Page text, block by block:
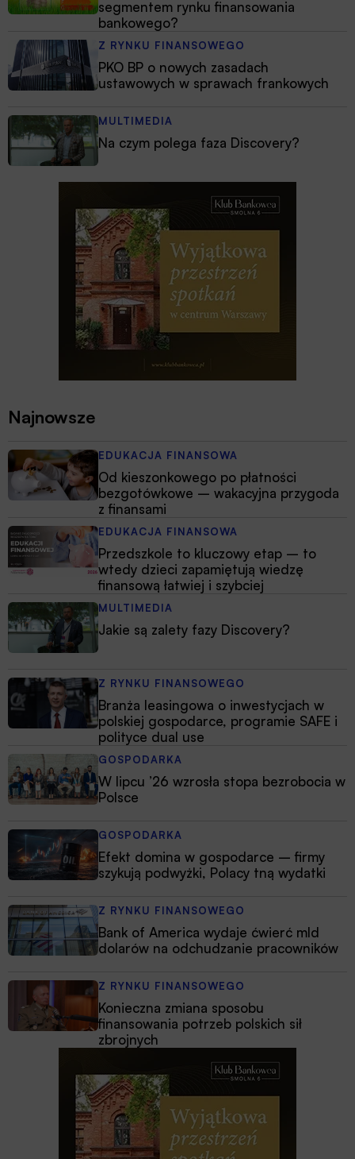
segmentem rynku finansowania
bankowego?
Z RYNKU FINANSOWEGO
PKO BP o nowych zasadach
ustawowych w sprawach frankowych
MULTIMEDIA
Na czym polega faza Discovery?
Najnowsze
EDUKACJA FINANSOWA
Od kieszonkowego po płatności
bezgotówkowe – wakacyjna przygoda
z finansami
EDUKACJA FINANSOWA
Przedszkole to kluczowy etap – to
wtedy dzieci zapamiętują wiedzę
finansową łatwiej i szybciej
MULTIMEDIA
Jakie są zalety fazy Discovery?
Z RYNKU FINANSOWEGO
Branża leasingowa o inwestycjach w
polskiej gospodarce, programie SAFE i
polityce dual use
GOSPODARKA
W lipcu ’26 wzrosła stopa bezrobocia w
Polsce
GOSPODARKA
Efekt domina w gospodarce – firmy
szykują podwyżki, Polacy tną wydatki
Z RYNKU FINANSOWEGO
Bank of America wydaje ćwierć mld
dolarów na odchudzanie pracowników
Z RYNKU FINANSOWEGO
Konieczna zmiana sposobu
finansowania potrzeb polskich sił
zbrojnych